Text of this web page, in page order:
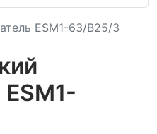
ESM1-63/B25/3